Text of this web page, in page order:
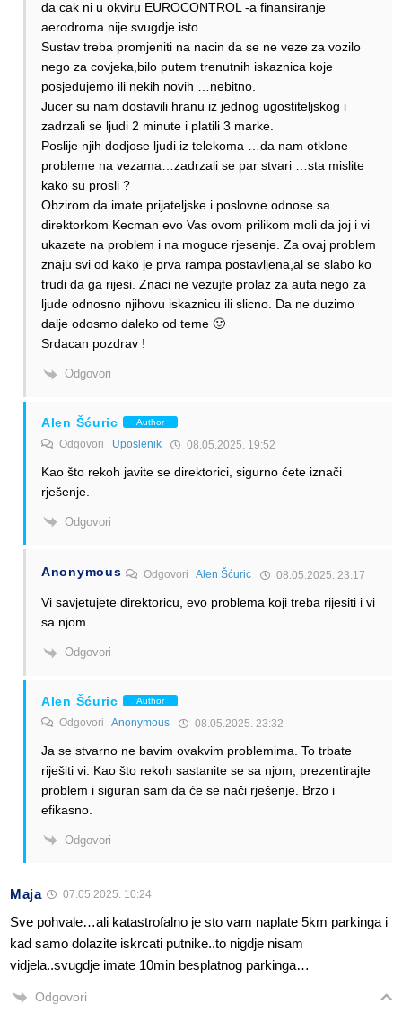
da cak ni u okviru EUROCONTROL -a finansiranje
aerodroma nije svugdje isto.
Sustav treba promjeniti na nacin da se ne veze za vozilo
nego za covjeka,bilo putem trenutnih iskaznica koje
posjedujemo ili nekih novih …nebitno.
Jucer su nam dostavili hranu iz jednog ugostiteljskog i
zadrzali se ljudi 2 minute i platili 3 marke.
Poslije njih dodjose ljudi iz telekoma …da nam otklone
probleme na vezama…zadrzali se par stvari …sta mislite
kako su prosli ?
Obzirom da imate prijateljske i poslovne odnose sa
direktorkom Kecman evo Vas ovom prilikom moli da joj i vi
ukazete na problem i na moguce rjesenje. Za ovaj problem
znaju svi od kako je prva rampa postavljena,al se slabo ko
trudi da ga rijesi. Znaci ne vezujte prolaz za auta nego za
ljude odnosno njihovu iskaznicu ili slicno. Da ne duzimo
dalje odosmo daleko od teme 🙂
Srdacan pozdrav !
Odgovori
Alen Šćuric Author
Odgovori Uposlenik 08.05.2025. 19:52
Kao što rekoh javite se direktorici, sigurno ćete iznači
rješenje.
Odgovori
Anonymous OdgovoriAlen Šćuric 08.05.2025. 23:17
Vi savjetujete direktoricu, evo problema koji treba rijesiti i vi
sa njom.
Odgovori
Alen Šćuric Author
Odgovori Anonymous 08.05.2025. 23:32
Ja se stvarno ne bavim ovakvim problemima. To trbate
riješiti vi. Kao što rekoh sastanite se sa njom, prezentirajte
problem i siguran sam da će se nači rješenje. Brzo i
efikasno.
Odgovori
Maja 07.05.2025. 10:24
Sve pohvale…ali katastrofalno je sto vam naplate 5km parkinga i
kad samo dolazite iskrcati putnike..to nigdje nisam
vidjela..svugdje imate 10min besplatnog parkinga…
Odgovori